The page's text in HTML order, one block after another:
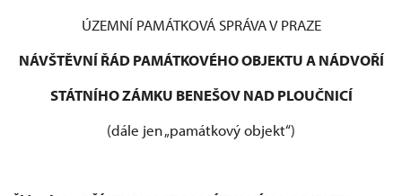
ÚZEMNÍ PAMÁTKOVÁ SPRÁVA V PRAZE
NÁVŠTĚVNÍ ŘÁD PAMÁTKOVÉHO OBJEKTU A NÁDVOŘÍ
STÁTNÍHO ZÁMKU BENEŠOV NAD PLOUČNICÍ
(dále jen „památkový objekt“)